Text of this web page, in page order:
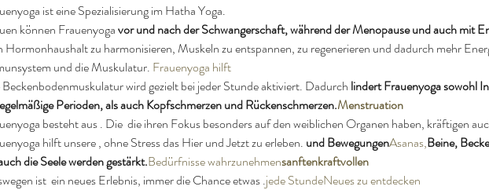
ist eine Spezialisierung im Hatha Yoga.
können Frauenyoga vor und nach der Schwangerschaft, während der Menopause und auch mit
und die Muskulatur. Frauenyoga hilft
wird gezielt bei jeder Stunde aktiviert. Dadurch lindert Frauenyoga sowohl
Perioden, als auch Kopfschmerzen und Rückenschmerzen.Menstruation
besteht aus . Die die ihren Fokus besonders auf den weiblichen Organen haben, kräftigen
hilft unsere , ohne Stress das Hier und Jetzt zu erleben. und BewegungenAsanas,Beine,
die Seele werden gestärkt.Bedürfnisse wahrzunehmensanftenkraftvollen
ist ein neues Erlebnis, immer die Chance etwas .jede StundeNeues zu entdecken